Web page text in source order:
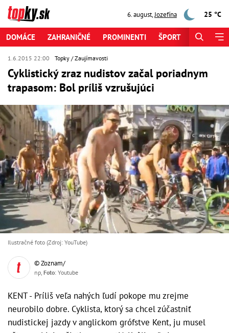
6. august,Jozefína 25 °C
DOMÁCE ZAHRANIČNÉ PROMINENTI ŠPORT
1.6.2015 22:00 Topky Zaujímavosti
Cyklistický zraz nudistov začal poriadnym
trapasom: Bol príliš vzrušujúci
Ilustračné foto (Zdroj: YouTube)
© Zoznam/
np, Foto: Youtube
KENT - Príliš veľa nahých ľudí pokope mu zrejme
neurobilo dobre. Cyklista, ktorý sa chcel zúčastniť
nudistickej jazdy v anglickom grófstve Kent, ju musel